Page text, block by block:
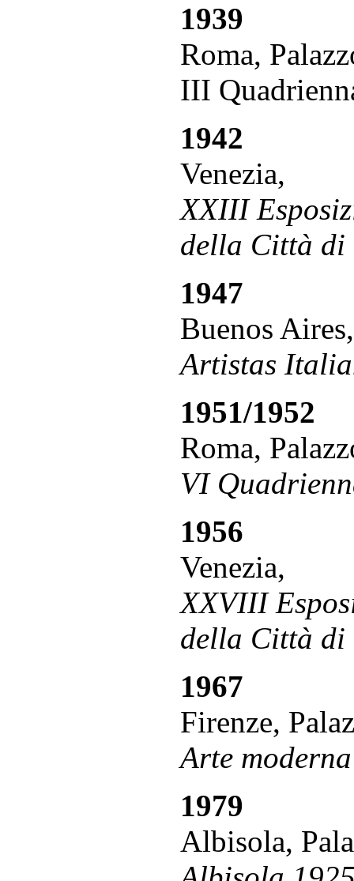
1939
Roma,
III
1942
Venezia,
XXIII
della Città di
1947
Buenos
Artistas
1951/1952
Roma,
VI
1956
Venezia,
XXVIII
della Città di
1967
Firenze,
Arte
1979
Albisola,